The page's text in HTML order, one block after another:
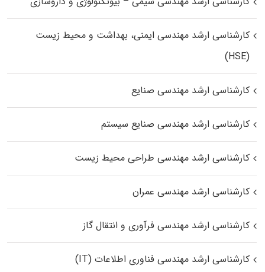
کارشناسی ارشد مهندسی ایمنی، بهداشت و محیط زیست
(HSE)
کارشناسی ارشد مهندسی صنایع
کارشناسی ارشد مهندسی صنایع سیستم
کارشناسی ارشد مهندسی طراحی محیط زیست
کارشناسی ارشد مهندسی عمران
کارشناسی ارشد مهندسی فرآوری و انتقال گاز
کارشناسی ارشد مهندسی فناوری اطلاعات (IT)